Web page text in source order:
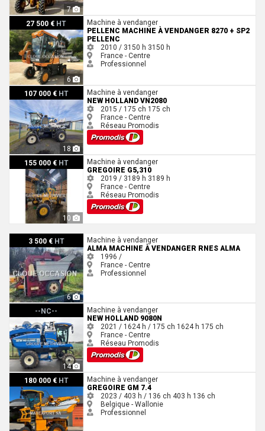
7
27 500 € HT
6
Pellenc Machine à vendanger 8270 + SP2 Pellenc
Machine à vendanger
PELLENC MACHINE À VENDANGER 8270 + SP2
PELLENC
2010 / 3150 h 3150 h
France - Centre
Professionnel
107 000 € HT
18
New Holland VN2080
Machine à vendanger
NEW HOLLAND VN2080
2015 / 175 ch 175 ch
France - Centre
Réseau Promodis
155 000 € HT
10
Gregoire G5,310
Machine à vendanger
GREGOIRE G5,310
2019 / 3189 h 3189 h
France - Centre
Réseau Promodis
3 500 € HT
6
Alma Machine à vendanger RNES Alma
Machine à vendanger
ALMA MACHINE À VENDANGER RNES ALMA
1996 /
France - Centre
Professionnel
--NC--
14
New Holland 9080N
Machine à vendanger
NEW HOLLAND 9080N
2021 / 1624 h / 175 ch 1624 h 175 ch
France - Centre
Réseau Promodis
180 000 € HT
Gregoire GM 7.4
Machine à vendanger
GREGOIRE GM 7.4
2023 / 403 h / 136 ch 403 h 136 ch
Belgique - Wallonie
Professionnel